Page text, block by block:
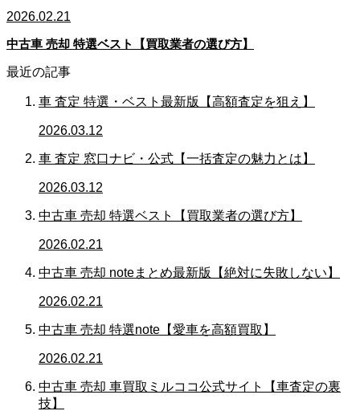
2026.02.21
中古車 売却 特選ベスト【買取業者の選び方】
最近の記事
車 査定 特選・ベスト最新版【高額査定を狙え】
2026.03.12
車 査定 窓口ナビ・公式【一括査定の魅力とは】
2026.03.12
中古車 売却 特選ベスト【買取業者の選び方】
2026.02.21
中古車 売却 noteまとめ最新版【絶対に失敗しない】
2026.02.21
中古車 売却 特選note【愛車を高額買取】
2026.02.21
中古車 売却 車買取ミルココ公式サイト【車査定の裏
技】